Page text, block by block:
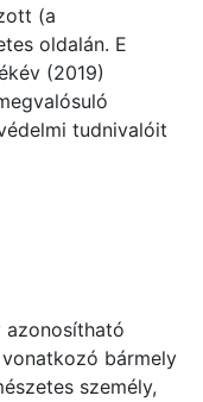
(a
oldalán. E
(2019)
tudnivalóit
bármely
személy,